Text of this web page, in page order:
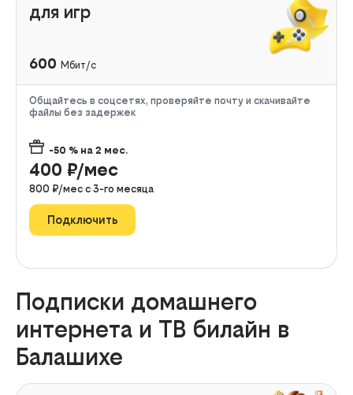
для игр
600 Мбит/с
Общайтесь в соцсетях, проверяйте почту и скачивайте
файлы без задержек
-50 % на 2 мес.
400 ₽/мес
800 ₽/мес с 3-го месяца
Подключить
Подписки домашнего
интернета и ТВ билайн в
Балашихе